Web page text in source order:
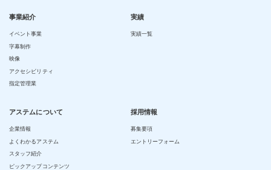
事業紹介
イベント事業
字幕制作
映像
アクセシビリティ
指定管理業
実績
実績一覧
アステムについて
企業情報
よくわかるアステム
スタッフ紹介
ピックアップコンテンツ
採用情報
募集要項
エントリーフォーム